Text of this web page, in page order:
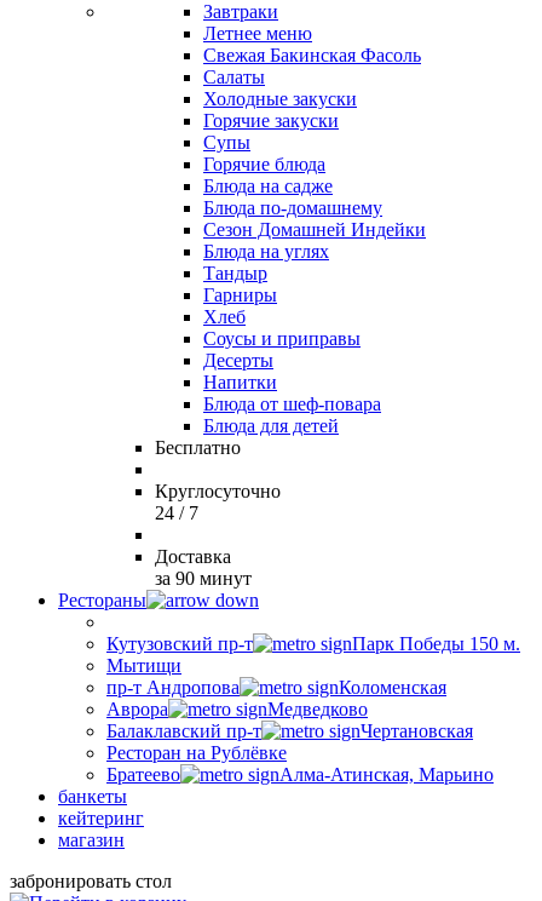
Завтраки
Летнее меню
Свежая Бакинская Фасоль
Салаты
Холодные закуски
Горячие закуски
Супы
Горячие блюда
Блюда на садже
Блюда по-домашнему
Сезон Домашней Индейки
Блюда на углях
Тандыр
Гарниры
Хлеб
Соусы и приправы
Десерты
Напитки
Блюда от шеф-повара
Блюда для детей
Бесплатно
Круглосуточно
24 / 7
Доставка
за 90 минут
Рестораны
Кутузовский пр-т
Парк Победы 150 м.
Мытищи
пр-т Андропова
Коломенская
Аврора
Медведково
Балаклавский пр-т
Чертановская
Ресторан на Рублёвке
Братеево
Алма-Атинская, Марьино
банкеты
кейтеринг
магазин
забронировать стол